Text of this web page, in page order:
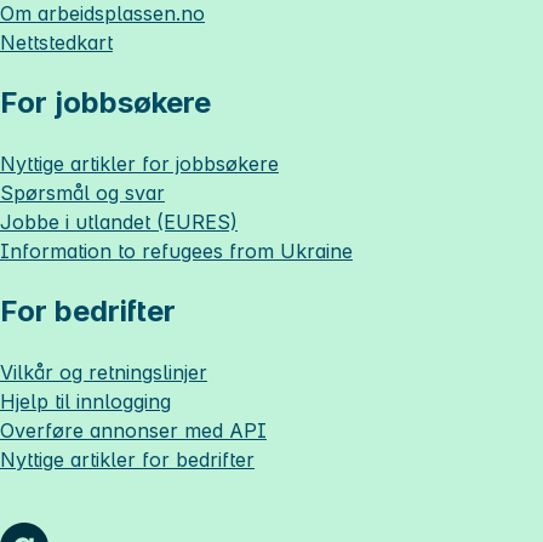
Om arbeidsplassen.no
Nettstedkart
For jobbsøkere
Nyttige artikler for jobbsøkere
Spørsmål og svar
Jobbe i utlandet (EURES)
Information to refugees from Ukraine
For bedrifter
Vilkår og retningslinjer
Hjelp til innlogging
Overføre annonser med API
Nyttige artikler for bedrifter